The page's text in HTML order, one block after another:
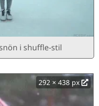
i shuffle-stil
292 × 438 px